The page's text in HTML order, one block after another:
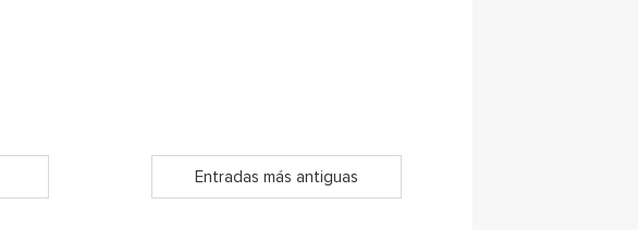
Entradas más antiguas